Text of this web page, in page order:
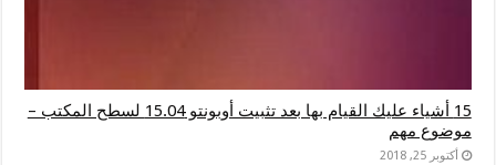
15 أشياء عليك القيام بها بعد تثبيت أوبونتو 15.04 لسطح المكتب –
موضوع مهم
أكتوبر 25, 2018